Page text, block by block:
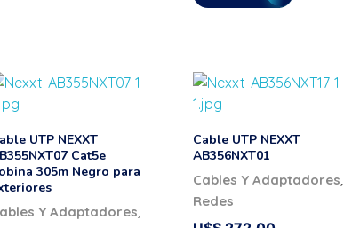
UTP NEXXT
Cat5e
305m Negro para
Y Adaptadores,
Cable UTP NEXXT
AB356NXT01
Cables Y Adaptadores,
Redes